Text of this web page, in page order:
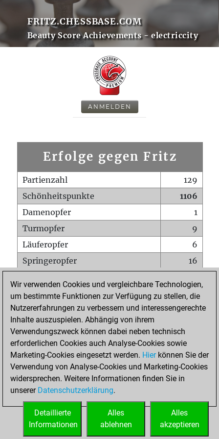
FRITZ.CHESSBASE.COM
Beauty Score Achievements - electriccity
ANMELDEN
Erfolge gegen Fritz
Partienzahl
129
Schönheitspunkte
1106
Damenopfer
1
Turmopfer
9
Läuferopfer
6
Springeropfer
16
Matt auf vollem Brett
0
Bauer setzt Matt
0
Erstickte Matts
Unterverwandlungen
Türme auf der siebten
0
STARTSEITE
Wir verwenden Cookies und vergleichbare Technologien,
um bestimmte Funktionen zur Verfügung zu stellen, die
Nutzererfahrungen zu verbessern und interessengerechte
Inhalte auszuspielen. Abhängig von ihrem
Verwendungszweck können dabei neben technisch
erforderlichen Cookies auch Analyse-Cookies sowie
Marketing-Cookies eingesetzt werden. Hierkönnen Sie der
Verwendung von Analyse-Cookies und Marketing-Cookies
widersprechen. Weitere Informationen finden Sie in
unserer Datenschutzerklärung.
Alles
akzeptieren
Alles
ablehnen
Detaillierte
Informationen